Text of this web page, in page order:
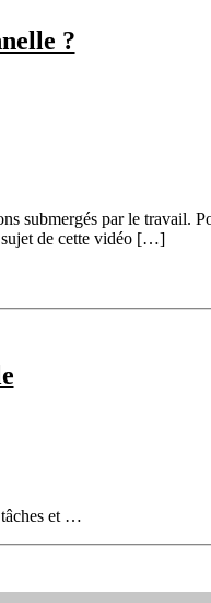
?
submergés par le travail.
sujet de cette vidéo […]
tâches et …